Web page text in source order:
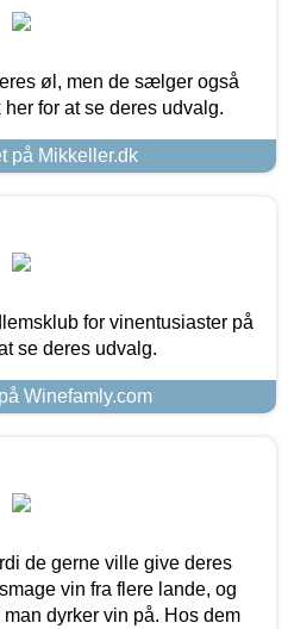
øl, men de sælger også
for at se deres udvalg.
på Mikkeller.dk
for vinentusiaster på
se deres udvalg.
Winefamly.com
de gerne ville give deres
vin fra flere lande, og
dyrker vin på. Hos dem